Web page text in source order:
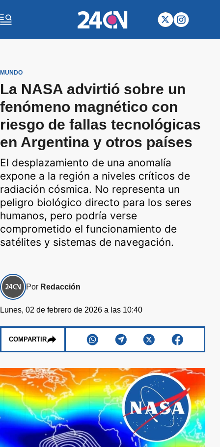
MUNDO
La NASA advirtió sobre un
fenómeno magnético con
riesgo de fallas tecnológicas
en Argentina y otros países
El desplazamiento de una anomalía
expone a la región a niveles críticos de
radiación cósmica. No representa un
peligro biológico directo para los seres
humanos, pero podría verse
comprometido el funcionamiento de
satélites y sistemas de navegación.
Por Redacción
Lunes, 02 de febrero de 2026 a las 10:40
COMPARTIR